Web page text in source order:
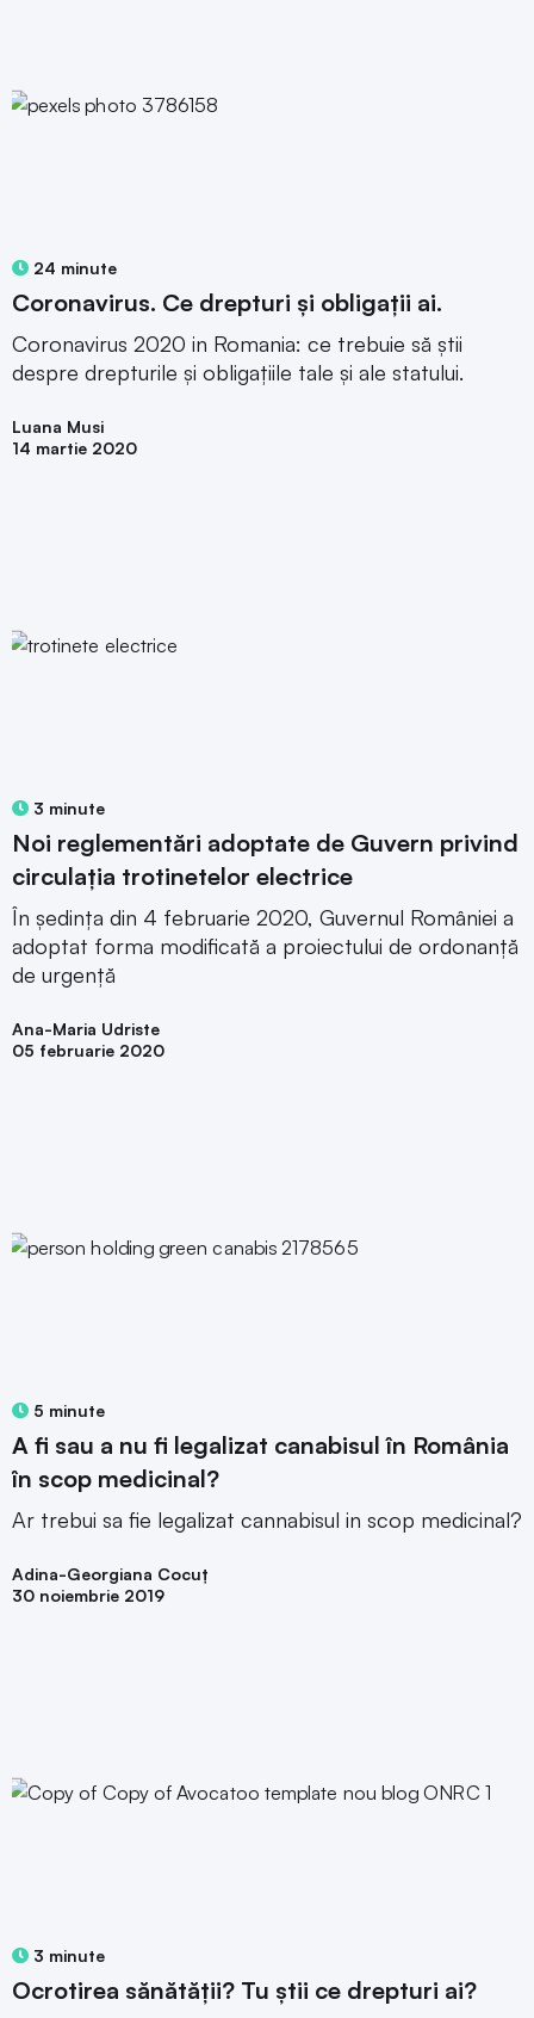
24 minute
Coronavirus. Ce drepturi și obligații ai.
Coronavirus 2020 in Romania: ce trebuie să știi
despre drepturile și obligațiile tale și ale statului.
Luana Musi
14 martie 2020
3 minute
Noi reglementări adoptate de Guvern privind
circulația trotinetelor electrice
În ședința din 4 februarie 2020, Guvernul României a
adoptat forma modificată a proiectului de ordonanță
de urgență
Ana-Maria Udriste
05 februarie 2020
5 minute
A fi sau a nu fi legalizat canabisul în România
în scop medicinal?
Ar trebui sa fie legalizat cannabisul in scop medicinal?
Adina-Georgiana Cocuț
30 noiembrie 2019
3 minute
Ocrotirea sănătății? Tu știi ce drepturi ai?